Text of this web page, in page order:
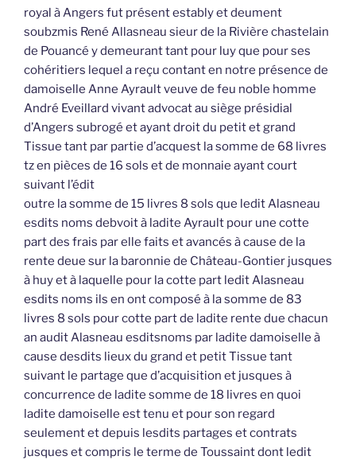
royal à Angers fut présent estably et deument
soubzmis René Allasneau sieur de la Rivière chastelain
de Pouancé y demeurant tant pour luy que pour ses
cohéritiers lequel a reçu contant en notre présence de
damoiselle Anne Ayrault veuve de feu noble homme
André Eveillard vivant advocat au siège présidial
d’Angers subrogé et ayant droit du petit et grand
Tissue tant par partie d’acquest la somme de 68 livres
tz en pièces de 16 sols et de monnaie ayant court
suivant l’édit
outre la somme de 15 livres 8 sols que ledit Alasneau
esdits noms debvoit à ladite Ayrault pour une cotte
part des frais par elle faits et avancés à cause de la
rente deue sur la baronnie de Château-Gontier jusques
à huy et à laquelle pour la cotte part ledit Alasneau
esdits noms ils en ont composé à la somme de 83
livres 8 sols pour cotte part de ladite rente due chacun
an audit Alasneau esditsnoms par ladite damoiselle à
cause desdits lieux du grand et petit Tissue tant
suivant le partage que d’acquisition et jusques à
concurrence de ladite somme de 18 livres en quoi
ladite damoiselle est tenu et pour son regard
seulement et depuis lesdits partages et contrats
jusques et compris le terme de Toussaint dont ledit